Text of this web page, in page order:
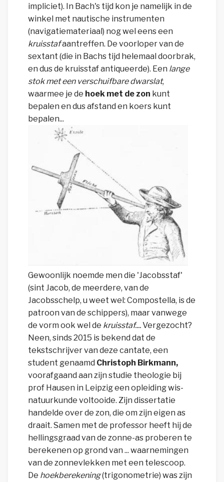
impliciet). In Bach's tijd kon je namelijk in de
winkel met nautische instrumenten
(navigatiemateriaal) nog wel eens een
kruisstafaantreffen. De voorloper van de
sextant (die in Bachs tijd helemaal doorbrak,
en dus de kruisstaf antiqueerde). Een lange
stok met een verschuifbare dwarslat,
waarmee je de hoek met de zon kunt
bepalen en dus afstand en koers kunt
bepalen...
Gewoonlijk noemde men die 'Jacobsstaf'
(sint Jacob, de meerdere, van de
Jacobsschelp, u weet wel: Compostella, is de
patroon van de schippers), maar vanwege
de vorm ook wel de kruisstaf....Vergezocht?
Neen, sinds 2015 is bekend dat de
tekstschrijver van deze cantate, een
student genaamd Christoph Birkmann,
voorafgaand aan zijn studie theologie bij
prof Hausen in Leipzig een opleiding wis-
natuurkunde voltooide. Zijn dissertatie
handelde over de zon, die om zijn eigen as
draait. Samen met de professor heeft hij de
hellingsgraad van de zonne-as proberen te
berekenen op grond van ... waarnemingen
van de zonnevlekken met een telescoop.
De hoekberekening(trigonometrie) was zijn